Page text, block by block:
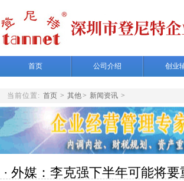
首页 公司介绍 创业
当前位置: 首页 > 其他> 新闻资讯 >
· 外媒：李克强下半年可能将